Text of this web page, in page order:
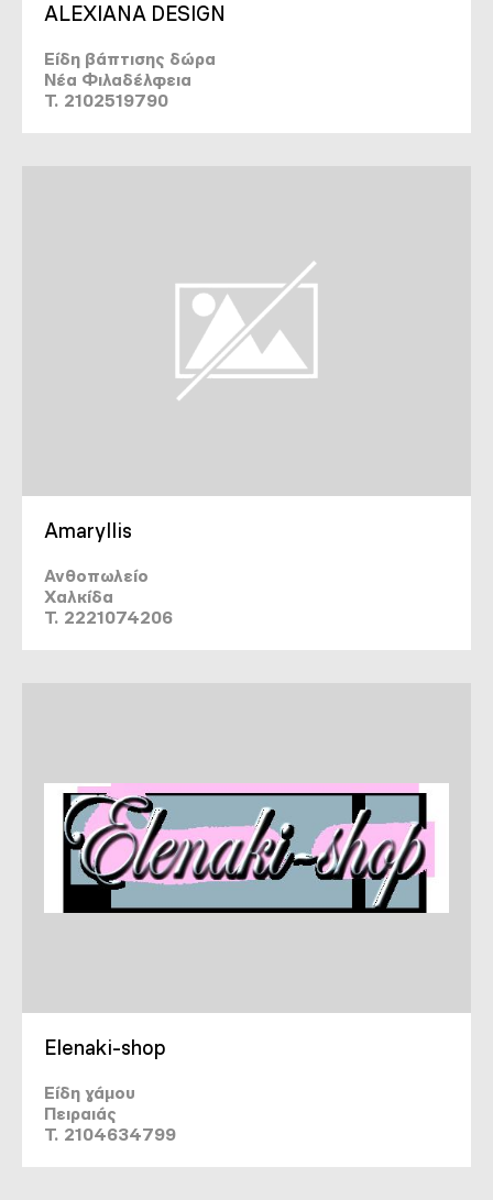
ALEXIANA DESIGN
Είδη βάπτισης δώρα
Νέα Φιλαδέλφεια
T. 2102519790
Amaryllis
Ανθοπωλείο
Χαλκίδα
T. 2221074206
Elenaki-shop
Είδη γάμου
Πειραιάς
T. 2104634799